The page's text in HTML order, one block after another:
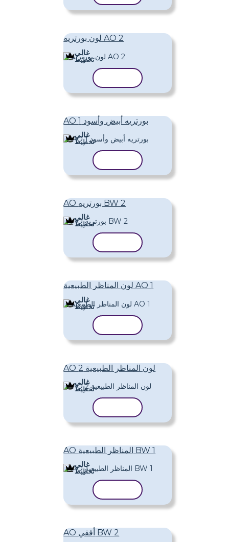
لون بورتريه AO 2
غالي
تَخطِيط
AO بورتريه أبيض وأسود 1
غالي
تَخطِيط
AO بورتريه BW 2
غالي
تَخطِيط
لون المناظر الطبيعية AO 1
غالي
تَخطِيط
AO لون المناظر الطبيعية 2
غالي
تَخطِيط
AO المناظر الطبيعية BW 1
غالي
تَخطِيط
AO أفقي BW 2